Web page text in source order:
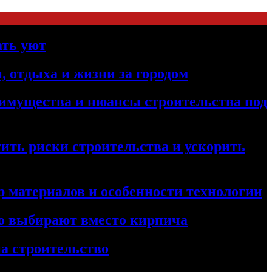
уют
отдыха и жизни за городом
и нюансы строительства под
риски строительства и ускорить
и особенности технологии
выбирают вместо кирпича
строительство